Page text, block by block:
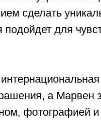
сделать
для
а Марвен
фотографией и